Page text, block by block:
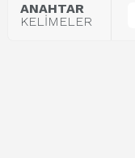
ANAHTAR
KELİMELER